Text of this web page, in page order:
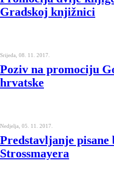
Gradskoj knjižnici
Srijeda, 08. 11. 2017.
Poziv na promociju
hrvatske
Nedjelja, 05. 11. 2017.
Predstavljanje pisane
Strossmayera